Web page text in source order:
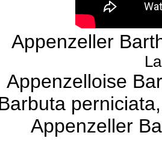
Appenzeller
Appenzelloise
Appenzeller